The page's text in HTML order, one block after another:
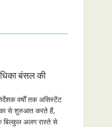
बंसल की
वर्षों तक असिस्टेंट
से शुरुआत करते हैं,
बिल्कुल अलग रास्ते से